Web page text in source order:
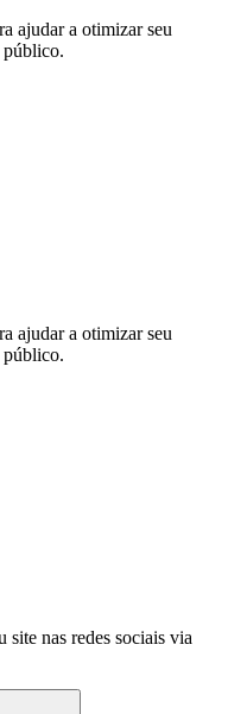
ajudar a otimizar seu
público.
ajudar a otimizar seu
público.
site nas redes sociais via